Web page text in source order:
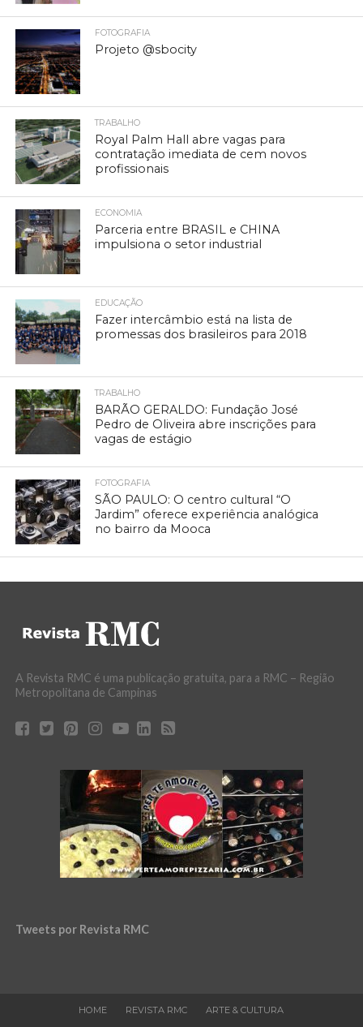
FOTOGRAFIA
Projeto @sbocity
TRABALHO
Royal Palm Hall abre vagas para
contratação imediata de cem novos
profissionais
ECONOMIA
Parceria entre BRASIL e CHINA
impulsiona o setor industrial
EDUCAÇÃO
Fazer intercâmbio está na lista de
promessas dos brasileiros para 2018
TRABALHO
BARÃO GERALDO: Fundação José
Pedro de Oliveira abre inscrições para
vagas de estágio
FOTOGRAFIA
SÃO PAULO: O centro cultural “O
Jardim” oferece experiência analógica
no bairro da Mooca
A Revista RMC é uma publicação gratuita, para a RMC – Região
Metropolitana de Campinas
Tweets por Revista RMC
HOME REVISTA RMC ARTE & CULTURA